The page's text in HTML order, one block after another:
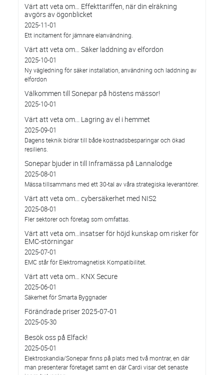
Värt att veta om… Effekttariffen, när din elräkning
avgörs av ögonblicket
2025-11-01
Ett incitament för jämnare elanvändning.
Värt att veta om… Säker laddning av elfordon
2025-10-01
Ny vägledning för säker installation, användning och laddning av
elfordon
Välkommen till Sonepar på höstens mässor!
2025-10-01
Värt att veta om... Lagring av el i hemmet
2025-09-01
Dagens teknik bidrar till både kostnadsbesparingar och ökad
resiliens.
Sonepar bjuder in till Inframässa på Lannalodge
2025-08-01
Mässa tillsammans med ett 30-tal av våra strategiska leverantörer.
Värt att veta om... cybersäkerhet med NIS2
2025-08-01
Fler sektorer och företag som omfattas.
Värt att veta om…insatser för höjd kunskap om risker för
EMC-störningar
2025-07-01
EMC står för Elektromagnetisk Kompatibilitet.
Värt att veta om… KNX Secure
2025-06-01
Säkerhet för Smarta Byggnader
Förändrade priser 2025-07-01
2025-05-30
Besök oss på Elfack!
2025-05-01
Elektroskandia/Sonepar finns på plats med två montrar, en där
man presenterar företaget samt en där Cardi visar det senaste